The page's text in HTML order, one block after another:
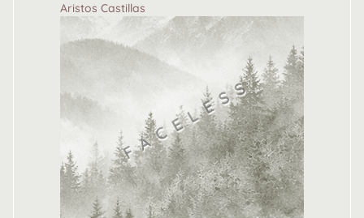
Aristos Castillas